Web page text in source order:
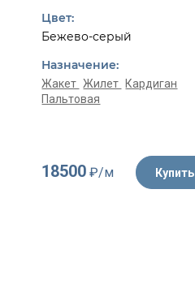
Цвет:
Бежево-серый
Назначение:
Жакет Жилет
Кардиган
Пальтовая
18500 ₽/м Купить